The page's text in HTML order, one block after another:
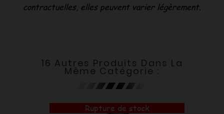
contractuelles, elles peuvent varier légèrement.
16 Autres Produits Dans La
Même Catégorie :
Rupture de stock